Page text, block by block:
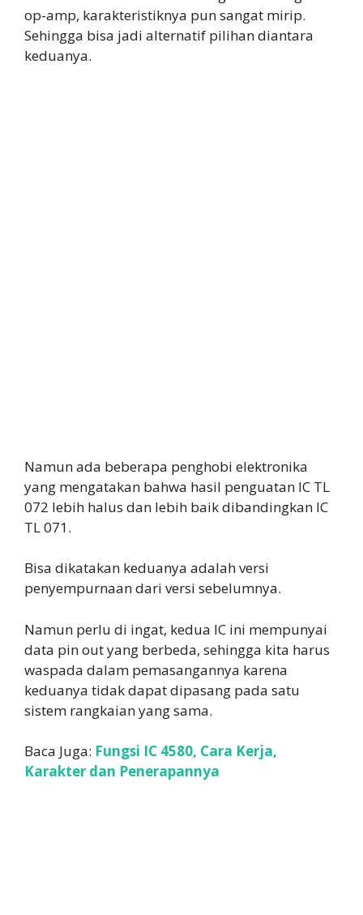
op-amp, karakteristiknya pun sangat mirip.
Sehingga bisa jadi alternatif pilihan diantara
keduanya.
Namun ada beberapa penghobi elektronika
yang mengatakan bahwa hasil penguatan IC TL
072 lebih halus dan lebih baik dibandingkan IC
TL 071.
Bisa dikatakan keduanya adalah versi
penyempurnaan dari versi sebelumnya.
Namun perlu di ingat, kedua IC ini mempunyai
data pin out yang berbeda, sehingga kita harus
waspada dalam pemasangannya karena
keduanya tidak dapat dipasang pada satu
sistem rangkaian yang sama.
Baca Juga: Fungsi IC 4580, Cara Kerja,
Karakter dan Penerapannya